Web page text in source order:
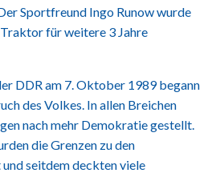
Sportfreund Ingo Runow wurde
für weitere 3 Jahre
DDR am 7. Oktober 1989 begann
des Volkes. In allen Breichen
nach mehr Demokratie gestellt.
die Grenzen zu den
seitdem deckten viele